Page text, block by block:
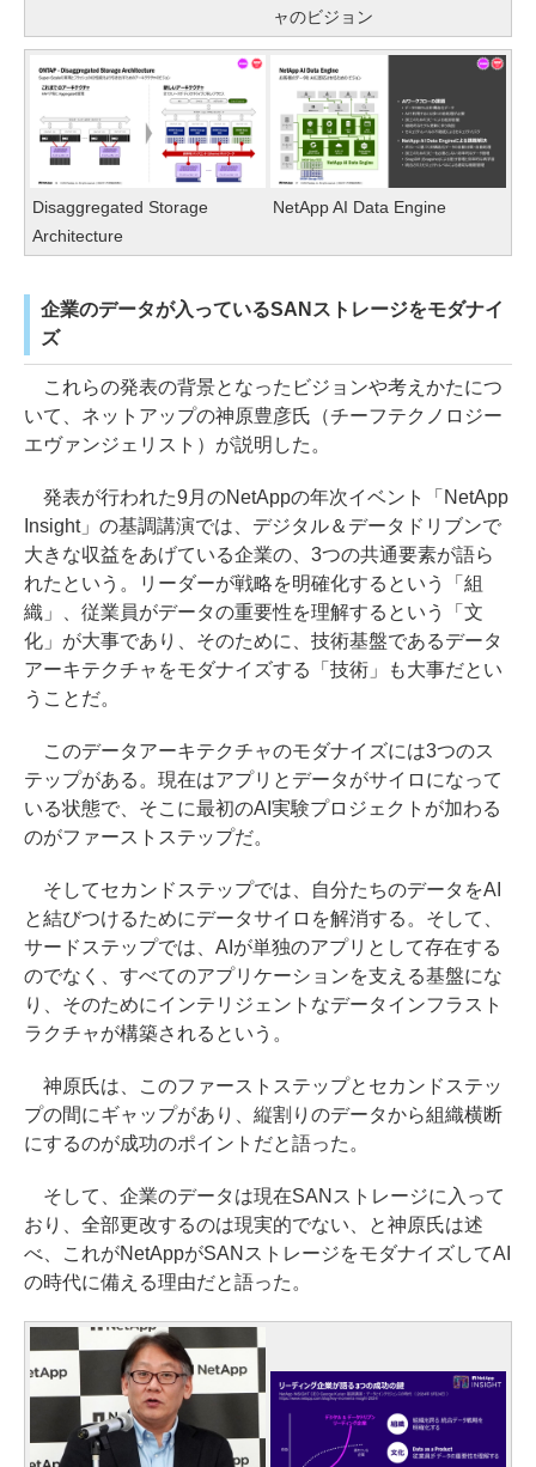
ャのビジョン
Disaggregated Storage
Architecture
NetApp AI Data Engine
企業のデータが入っているSANストレージをモダナイ
ズ
これらの発表の背景となったビジョンや考えかたにつ
いて、ネットアップの神原豊彦氏（チーフテクノロジー
エヴァンジェリスト）が説明した。
発表が行われた9月のNetAppの年次イベント「NetApp
Insight」の基調講演では、デジタル＆データドリブンで
大きな収益をあげている企業の、3つの共通要素が語ら
れたという。リーダーが戦略を明確化するという「組
織」、従業員がデータの重要性を理解するという「文
化」が大事であり、そのために、技術基盤であるデータ
アーキテクチャをモダナイズする「技術」も大事だとい
うことだ。
このデータアーキテクチャのモダナイズには3つのス
テップがある。現在はアプリとデータがサイロになって
いる状態で、そこに最初のAI実験プロジェクトが加わる
のがファーストステップだ。
そしてセカンドステップでは、自分たちのデータをAI
と結びつけるためにデータサイロを解消する。そして、
サードステップでは、AIが単独のアプリとして存在する
のでなく、すべてのアプリケーションを支える基盤にな
り、そのためにインテリジェントなデータインフラスト
ラクチャが構築されるという。
神原氏は、このファーストステップとセカンドステッ
プの間にギャップがあり、縦割りのデータから組織横断
にするのが成功のポイントだと語った。
そして、企業のデータは現在SANストレージに入って
おり、全部更改するのは現実的でない、と神原氏は述
べ、これがNetAppがSANストレージをモダナイズしてAI
の時代に備える理由だと語った。